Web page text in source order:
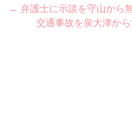
Post
navigation
← 弁護士に示談を守山から
交通事故を泉大津か